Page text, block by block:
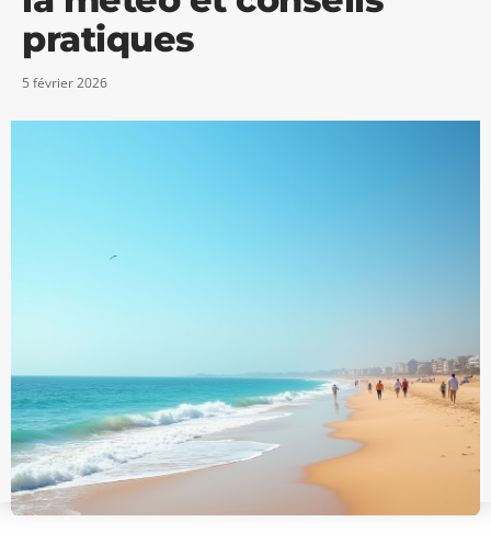
pratiques
5 février 2026